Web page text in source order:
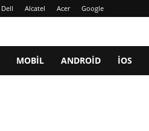
Dell Alcatel Acer Google
MOBIL ANDROID IOS